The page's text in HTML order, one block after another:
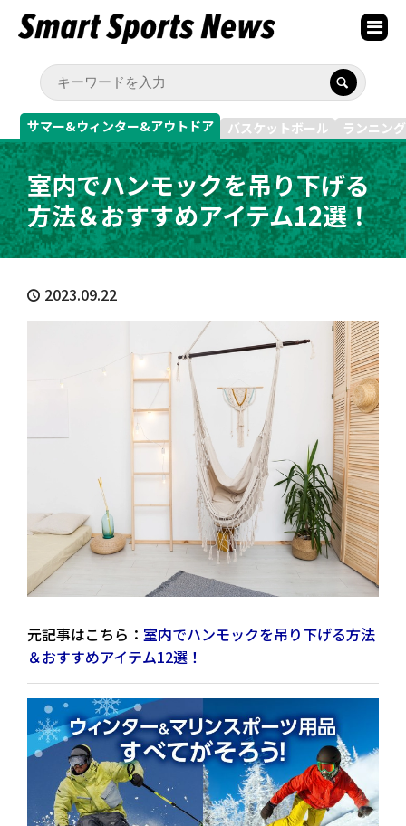
サマー&ウィンター&アウトドア バスケットボール ランニン
室内でハンモックを吊り下げる
方法＆おすすめアイテム12選！
2023.09.22
元記事はこちら： 室内でハンモックを吊り下げる方法
＆おすすめアイテム12選！